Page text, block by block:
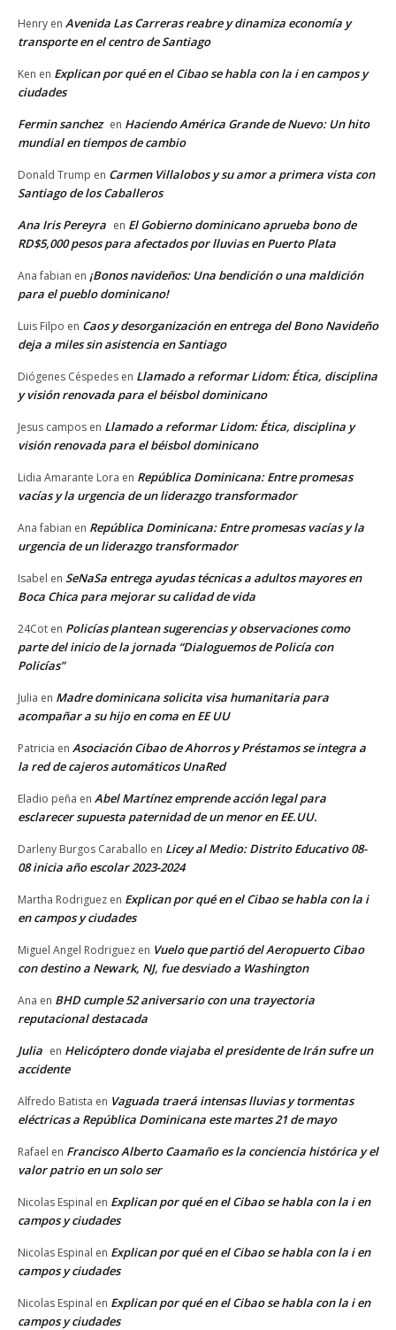
Henry en Avenida Las Carreras reabre y dinamiza economía y
transporte en el centro de Santiago
Ken en Explican por qué en el Cibao se habla con la i en campos y
ciudades
Fermin sanchez en Haciendo América Grande de Nuevo: Un hito
mundial en tiempos de cambio
Donald Trump en Carmen Villalobos y su amor a primera vista con
Santiago de los Caballeros
Ana Iris Pereyra en El Gobierno dominicano aprueba bono de
RD$5,000 pesos para afectados por lluvias en Puerto Plata
Ana fabian en ¡Bonos navideños: Una bendición o una maldición
para el pueblo dominicano!
Luis Filpo en Caos y desorganización en entrega del Bono Navideño
deja a miles sin asistencia en Santiago
Diógenes Céspedes en Llamado a reformar Lidom: Ética, disciplina
y visión renovada para el béisbol dominicano
Jesus campos en Llamado a reformar Lidom: Ética, disciplina y
visión renovada para el béisbol dominicano
Lidia Amarante Lora en República Dominicana: Entre promesas
vacías y la urgencia de un liderazgo transformador
Ana fabian en República Dominicana: Entre promesas vacías y la
urgencia de un liderazgo transformador
Isabel en SeNaSa entrega ayudas técnicas a adultos mayores en
Boca Chica para mejorar su calidad de vida
24Cot en Policías plantean sugerencias y observaciones como
parte del inicio de la jornada “Dialoguemos de Policía con
Policías”
Julia en Madre dominicana solicita visa humanitaria para
acompañar a su hijo en coma en EE UU
Patricia en Asociación Cibao de Ahorros y Préstamos se integra a
la red de cajeros automáticos UnaRed
Eladio peña en Abel Martínez emprende acción legal para
esclarecer supuesta paternidad de un menor en EE.UU.
Darleny Burgos Caraballo en Licey al Medio: Distrito Educativo 08-
08 inicia año escolar 2023-2024
Martha Rodriguez en Explican por qué en el Cibao se habla con la i
en campos y ciudades
Miguel Angel Rodriguez en Vuelo que partió del Aeropuerto Cibao
con destino a Newark, NJ, fue desviado a Washington
Ana en BHD cumple 52 aniversario con una trayectoria
reputacional destacada
Julia en Helicóptero donde viajaba el presidente de Irán sufre un
accidente
Alfredo Batista en Vaguada traerá intensas lluvias y tormentas
eléctricas a República Dominicana este martes 21 de mayo
Rafael en Francisco Alberto Caamaño es la conciencia histórica y el
valor patrio en un solo ser
Nicolas Espinal en Explican por qué en el Cibao se habla con la i en
campos y ciudades
Nicolas Espinal en Explican por qué en el Cibao se habla con la i en
campos y ciudades
Nicolas Espinal en Explican por qué en el Cibao se habla con la i en
campos y ciudades